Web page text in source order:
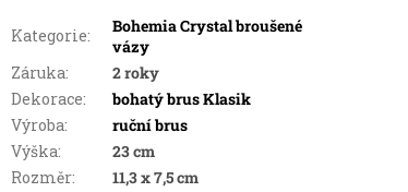
Kategorie:
Bohemia Crystal broušené
vázy
Záruka:
2 roky
Dekorace:
bohatý brus Klasik
Výroba:
ruční brus
Výška:
23 cm
Rozměr:
11,3 x 7,5 cm